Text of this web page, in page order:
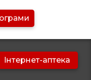
Інтернет-аптека